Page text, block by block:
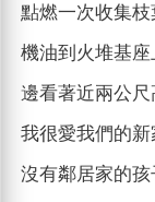
點燃一次收集
機油到火堆基
邊看著近兩公尺
我很愛我們的
沒有鄰居家的